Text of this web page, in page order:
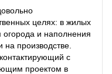
целях: в жилых
и наполнения
на производстве.
с
проектом в